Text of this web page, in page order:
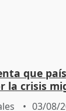
que
la crisis
03/08/